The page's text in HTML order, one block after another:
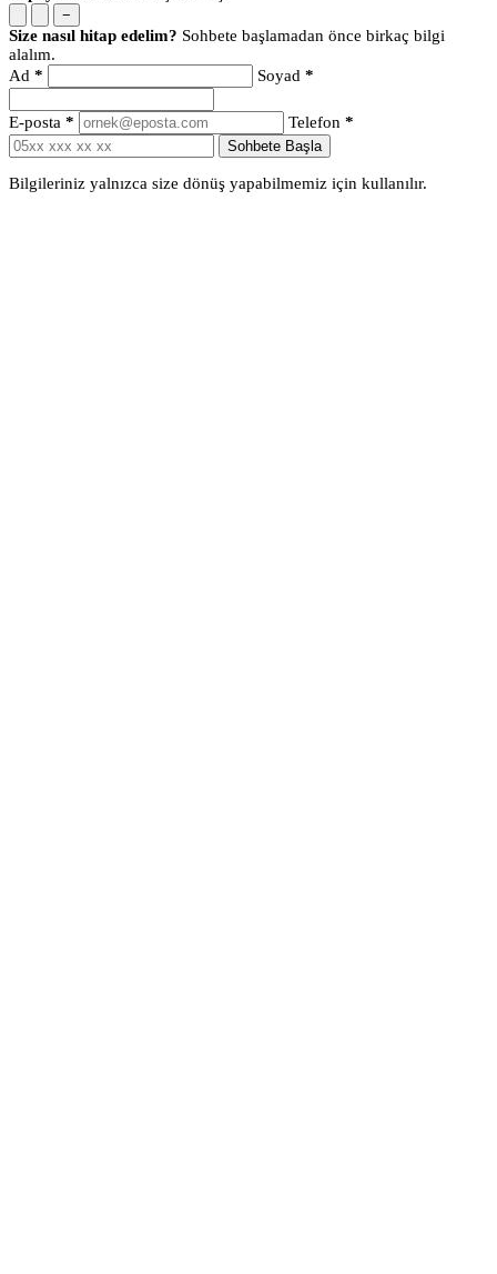
−
Size nasıl hitap edelim? Sohbete başlamadan önce birkaç bilgi
alalım.
Ad * Soyad *
E-posta * Telefon *
Sohbete Başla
Bilgileriniz yalnızca size dönüş yapabilmemiz için kullanılır.